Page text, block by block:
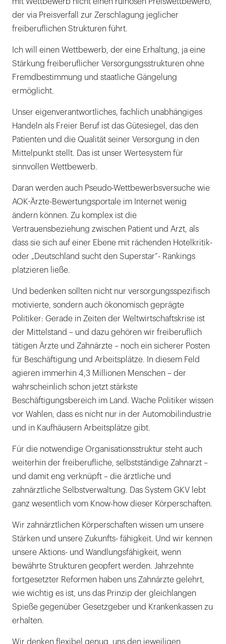
der via Preisverfall zur Zerschlagung jeglicher
freiberuflichen Strukturen führt.
Ich will einen Wettbewerb, der eine Erhaltung, ja eine
Stärkung freiberuflicher Versorgungsstrukturen ohne
Fremdbestimmung und staatliche Gängelung
ermöglicht.
Unser eigenverantwortliches, fachlich unabhängiges
Handeln als Freier Beruf ist das Gütesiegel, das den
Patienten und die Qualität seiner Versorgung in den
Mittelpunkt stellt. Das ist unser Wertesystem für
sinnvollen Wettbewerb.
Daran werden auch Pseudo-Wettbewerbsversuche wie
AOK-Ärzte-Bewertungsportale im Internet wenig
ändern können. Zu komplex ist die
Vertrauensbeziehung zwischen Patient und Arzt, als
dass sie sich auf einer Ebene mit rächenden Hotelkritik-
oder „Deutschland sucht den Superstar“- Rankings
platzieren ließe.
Und bedenken sollten nicht nur versorgungsspezifisch
motivierte, sondern auch ökonomisch geprägte
Politiker: Gerade in Zeiten der Weltwirtschaftskrise ist
der Mittelstand – und dazu gehören wir freiberuflich
tätigen Ärzte und Zahnärzte – noch ein sicherer Posten
für Beschäftigung und Arbeitsplätze. In diesem Feld
agieren immerhin 4,3 Millionen Menschen – der
wahrscheinlich schon jetzt stärkste
Beschäftigungsbereich im Land. Wache Politiker wissen
vor Wahlen, dass es nicht nur in der Automobilindustrie
und in Kaufhäusern Arbeitsplätze gibt.
Für die notwendige Organisationsstruktur steht auch
weiterhin der freiberufliche, selbstständige Zahnarzt –
und damit eng verknüpft – die ärztliche und
zahnärztliche Selbstverwaltung. Das System GKV lebt
ganz wesentlich vom Know-how dieser Körperschaften.
Wir zahnärztlichen Körperschaften wissen um unsere
Stärken und unsere Zukunfts- fähigkeit. Und wir kennen
unsere Aktions- und Wandlungsfähigkeit, wenn
bewährte Strukturen geopfert werden. Jahrzehnte
fortgesetzter Reformen haben uns Zahnärzte gelehrt,
wie wichtig es ist, uns das Prinzip der gleichlangen
Spieße gegenüber Gesetzgeber und Krankenkassen zu
erhalten.
Wir denken flexibel genug, uns den jeweiligen